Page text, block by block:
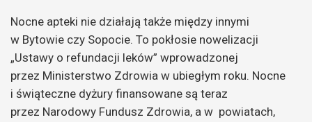
Nocne apteki nie działają także między innymi
w Bytowie czy Sopocie. To pokłosie nowelizacji
„Ustawy o refundacji leków” wprowadzonej
przez Ministerstwo Zdrowia w ubiegłym roku. Nocne
i świąteczne dyżury finansowane są teraz
przez Narodowy Fundusz Zdrowia, a w powiatach,